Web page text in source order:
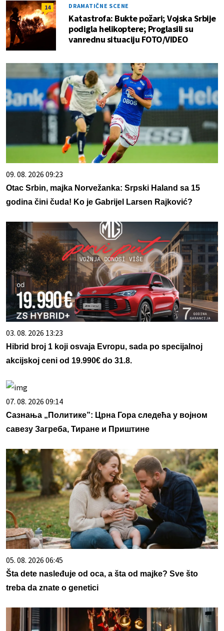
14 DRAMATIČNE SCENE
Katastrofa: Bukte požari; Vojska Srbije
podigla helikoptere; Proglasili su
vanrednu situaciju FOTO/VIDEO
09. 08. 2026 09:23
Otac Srbin, majka Norvežanka: Srpski Haland sa 15
godina čini čuda! Ko je Gabrijel Larsen Rajković?
03. 08. 2026 13:23
Hibrid broj 1 koji osvaja Evropu, sada po specijalnoj
akcijskoj ceni od 19.990€ do 31.8.
07. 08. 2026 09:14
Сазнања „Политике”: Црна Гора следећа у војном
савезу Загреба, Тиране и Приштине
05. 08. 2026 06:45
Šta dete nasleđuje od oca, a šta od majke? Sve što
treba da znate o genetici